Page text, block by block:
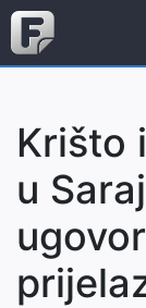
Krišto
u